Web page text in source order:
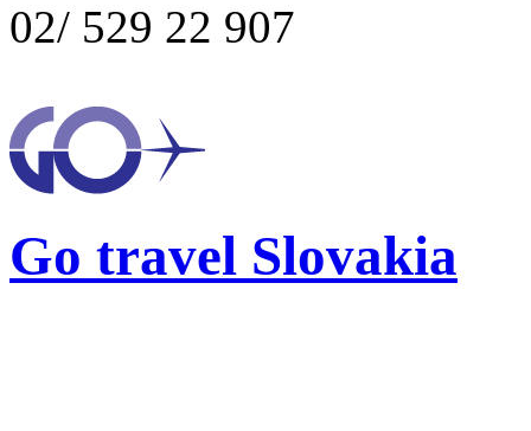
02/ 529 22 907
Go travel Slovakia